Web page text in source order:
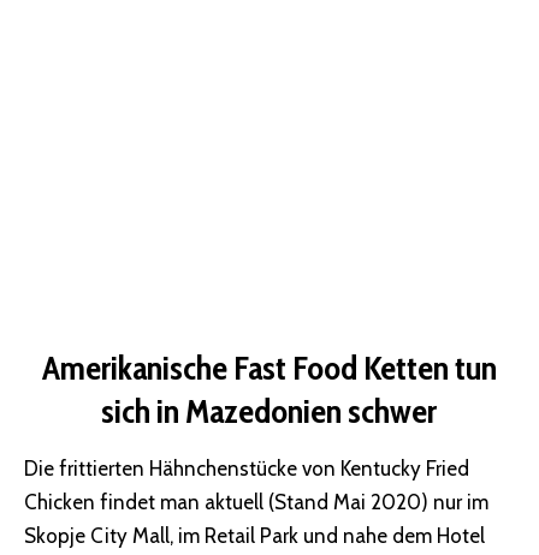
Amerikanische Fast Food Ketten tun
sich in Mazedonien schwer
Die frittierten Hähnchenstücke von Kentucky Fried
Chicken findet man aktuell (Stand Mai 2020) nur im
Skopje City Mall, im Retail Park und nahe dem Hotel